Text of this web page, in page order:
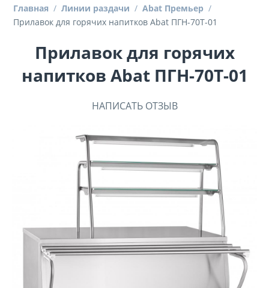
Главная / Линии раздачи / Abat Премьер /
Прилавок для горячих напитков Abat ПГН-70Т-01
Прилавок для горячих
напитков Abat ПГН-70Т-01
НАПИСАТЬ ОТЗЫВ